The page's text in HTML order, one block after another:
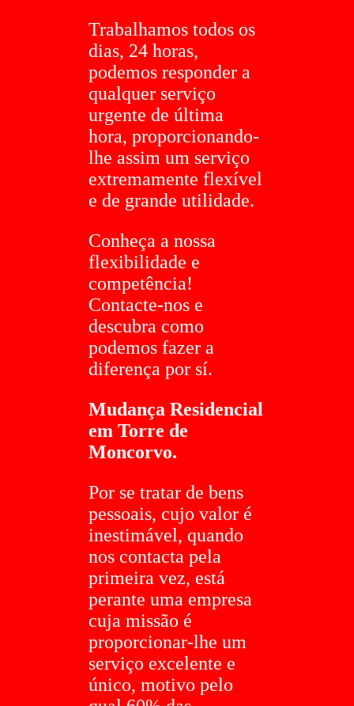
Trabalhamos todos os
dias, 24 horas,
podemos responder a
qualquer serviço
urgente de última
hora, proporcionando-
lhe assim um serviço
extremamente flexível
e de grande utilidade.
Conheça a nossa
flexibilidade e
competência!
Contacte-nos e
descubra como
podemos fazer a
diferença por sí.
Mudança Residencial
em Torre de
Moncorvo.
Por se tratar de bens
pessoais, cujo valor é
inestimável, quando
nos contacta pela
primeira vez, está
perante uma empresa
cuja missão é
proporcionar-lhe um
serviço excelente e
único, motivo pelo